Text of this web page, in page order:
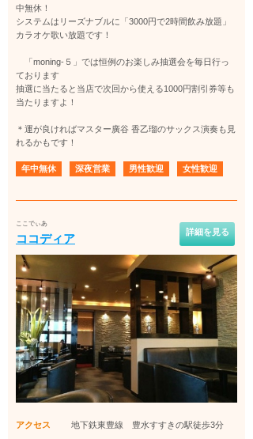
中無休！
システムはリーズナブルに「3000円で2時間飲み放題」
カラオケ歌い放題です！
「moning-５」では恒例のお楽しみ抽選会を毎日行っ
ております
抽選に当たると当店で次回から使える1000円割引券等も
当たりますよ！
＊運が良ければマスター廣谷 香乙瑠のサックス演奏も見
れるかもです！
年中無休 深夜営業 男性歓迎 女性歓迎
ここでぃあ
ココディア 詳細を見る
アクセス 地下鉄東豊線 豊水すすきの駅徒歩3分